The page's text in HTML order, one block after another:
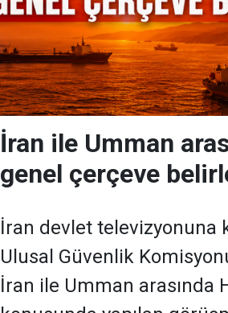
İran ile Umman
genel çerçeve
İran devlet televizyonuna
Ulusal Güvenlik
İran ile Umman arasında